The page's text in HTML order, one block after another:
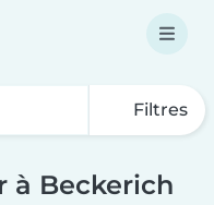
Filtres
à Beckerich